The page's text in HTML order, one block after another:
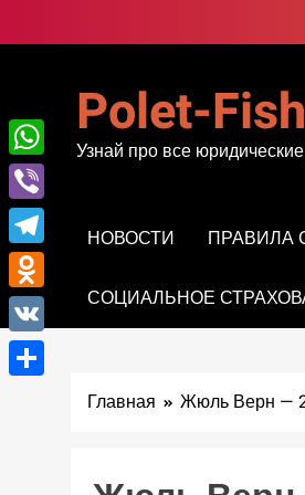
к
Polet-Fish
Узнай про все юридические
НОВОСТИ ПРАВИЛА
СОЦИАЛЬНОЕ
Главная Жюль Верн —
WhatsApp
Viber
Telegram
Odnoklassniki
VK
Отправить